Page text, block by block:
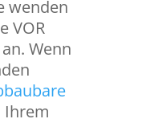
wenden
VOR
Wenn
Ihrem